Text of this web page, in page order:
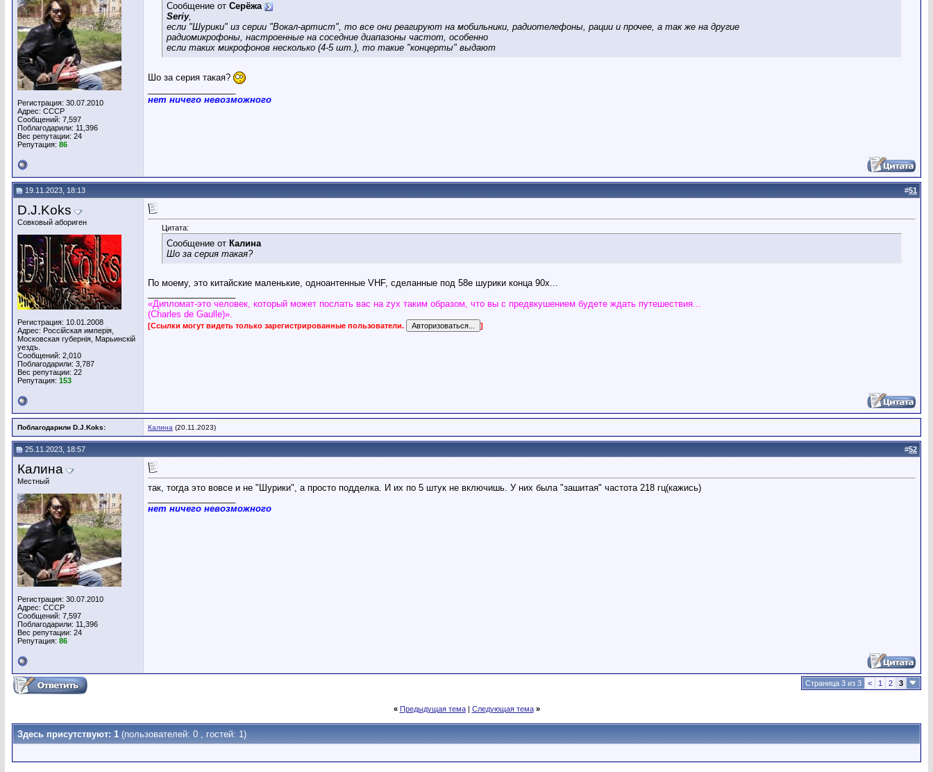
Регистрация: 30.07.2010
Адрес: СССР
Сообщений: 7,597
Поблагодарили: 11,396
Вес репутации: 24
Репутация: 86
Сообщение от Серёжа
Seriy,
если "Шурики" из серии "Вокал-артист", то все они реагируют на мобильники, радиотелефоны, рации и прочее, а так же на другие
радиомикрофоны, настроенные на соседние диапазоны частот, особенно
если таких микрофонов несколько (4-5 шт.), то такие "концерты" выдают
Шо за серия такая?
нет ничего невозможного
19.11.2023, 18:13 #51
D.J.Koks
Совковый абориген
Регистрация: 10.01.2008
Адрес: Россiйская имперiя,
Московская губернiя, Марьинскiй
уездъ.
Сообщений: 2,010
Поблагодарили: 3,787
Вес репутации: 22
Репутация: 153
Цитата:
Сообщение от Калина
Шо за серия такая?
По моему, это китайские маленькие, одноантенные VHF, сделанные под 58е шурики конца 90х...
«Дипломат-это человек, который может послать вас на zyx таким образом, что вы с предвкушением будете ждать путешествия...
(Charles de Gaulle)».
[Ссылки могут видеть только зарегистрированные пользователи. ]
Поблагодарили D.J.Koks: Калина (20.11.2023)
25.11.2023, 18:57 #52
Калина
Местный
Регистрация: 30.07.2010
Адрес: СССР
Сообщений: 7,597
Поблагодарили: 11,396
Вес репутации: 24
Репутация: 86
так, тогда это вовсе и не "Шурики", а просто подделка. И их по 5 штук не включишь. У них была "зашитая" частота 218 гц(кажись)
нет ничего невозможного
Страница 3 из 3 < 1 2 3
« Предыдущая тема| Следующая тема »
Здесь присутствуют: 1 (пользователей: 0 , гостей: 1)